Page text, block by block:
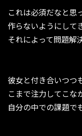
これは必須だなと思
作らないようにして
それによって問題解
彼女と付き合いつつ
こまで注力してこな
自分の中での課題で